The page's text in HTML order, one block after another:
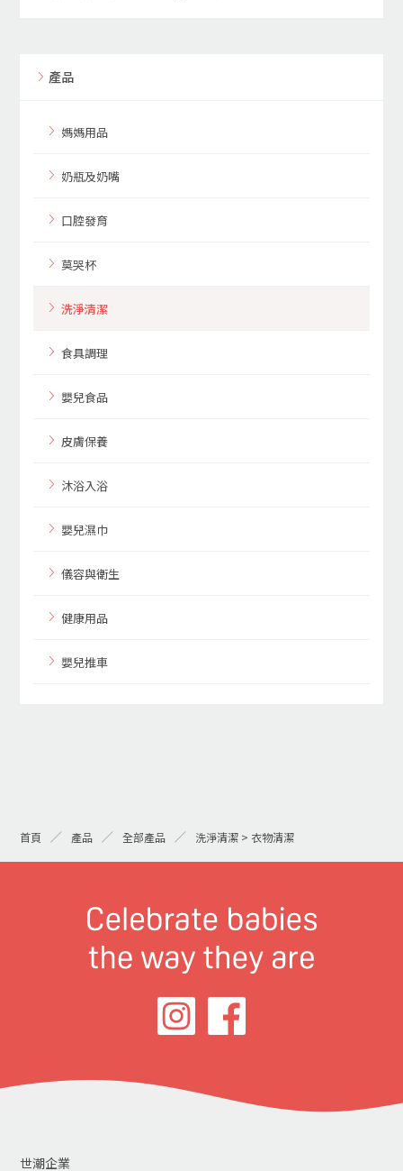
產品
媽媽用品
奶瓶及奶嘴
口腔發育
莫哭杯
洗淨清潔
食具調理
嬰兒食品
皮膚保養
沐浴入浴
嬰兒濕巾
儀容與衛生
健康用品
嬰兒推車
首頁 產品 全部產品 洗淨清潔 > 衣物清潔
世潮企業